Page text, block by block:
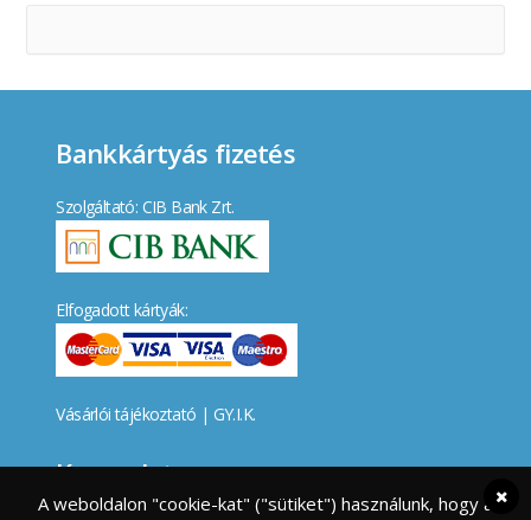
Bankkártyás fizetés
Szolgáltató: CIB Bank Zrt.
Elfogadott kártyák:
Vásárlói tájékoztató | GY.I.K.
Kapcsolat
A weboldalon "cookie-kat" ("sütiket") használunk, hogy a